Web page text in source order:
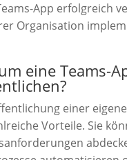
App erfolgreich
Organisation
eine Teams-
einer
Vorteile. Sie